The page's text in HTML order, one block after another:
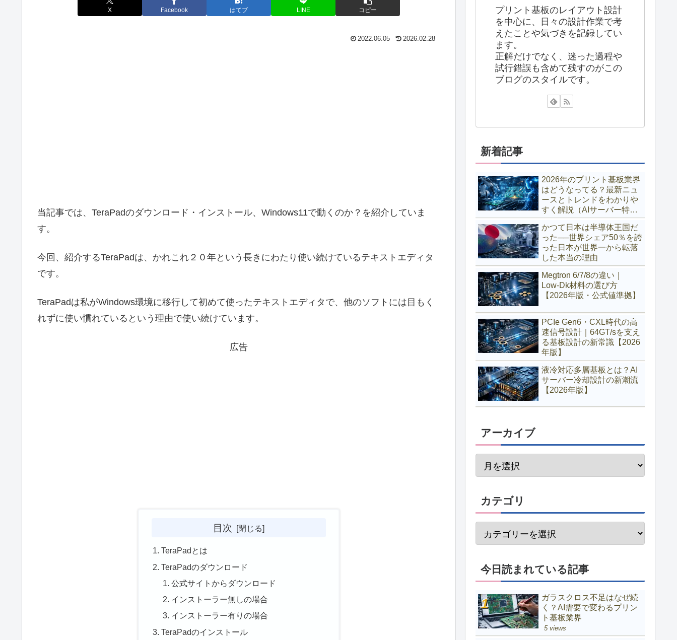
X Facebook はてブ LINE コピー
2022.06.05 2026.02.28
当記事では、TeraPadのダウンロード・インストール、Windows11で動くのか？を紹介していま
す。
今回、紹介するTeraPadは、かれこれ２０年という長きにわたり使い続けているテキストエディタ
です。
TeraPadは私がWindows環境に移行して初めて使ったテキストエディタで、他のソフトには目もく
れずに使い慣れているという理由で使い続けています。
広告
目次
TeraPadとは
TeraPadのダウンロード
公式サイトからダウンロード
インストーラー無しの場合
インストーラー有りの場合
TeraPadのインストール
プリント基板のレイアウト設計
を中心に、日々の設計作業で考
えたことや気づきを記録してい
ます。
正解だけでなく、迷った過程や
試行錯誤も含めて残すのがこの
ブログのスタイルです。
新着記事
2026年のプリント基板業界
はどうなってる？最新ニュ
ースとトレンドをわかりや
すく解説（AIサーバー特需
で市場が激変）
かつて日本は半導体王国だ
った──世界シェア50％を誇
った日本が世界一から転落
した本当の理由
Megtron 6/7/8の違い｜
Low‑Dk材料の選び方
【2026年版・公式値準拠】
PCIe Gen6・CXL時代の高
速信号設計｜64GT/sを支え
る基板設計の新常識【2026
年版】
液冷対応多層基板とは？AI
サーバー冷却設計の新潮流
【2026年版】
アーカイブ
カテゴリ
今日読まれている記事
ガラスクロス不足はなぜ続
く？AI需要で変わるプリン
ト基板業界
5 views